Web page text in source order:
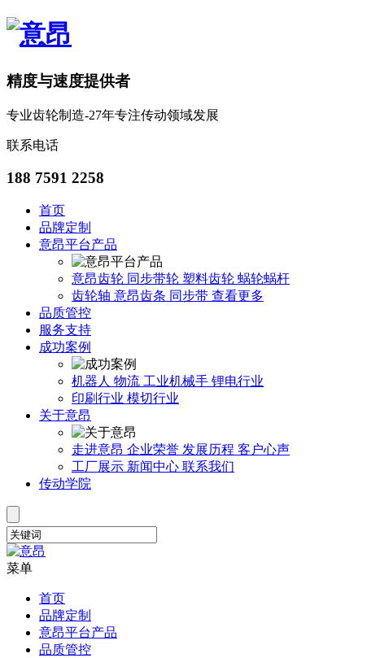
精度与速度提供者
专业齿轮制造-27年专注传动领域发展
联系电话
188 7591 2258
首页
品牌定制
意昂平台产品
意昂齿轮 同步带轮 塑料齿轮 蜗轮蜗杆
齿轮轴 意昂齿条 同步带 查看更多
品质管控
服务支持
成功案例
机器人 物流 工业机械手 锂电行业
印刷行业 模切行业
关于意昂
走进意昂 企业荣誉 发展历程 客户心声
工厂展示 新闻中心 联系我们
传动学院
菜单
首页
品牌定制
意昂平台产品
品质管控